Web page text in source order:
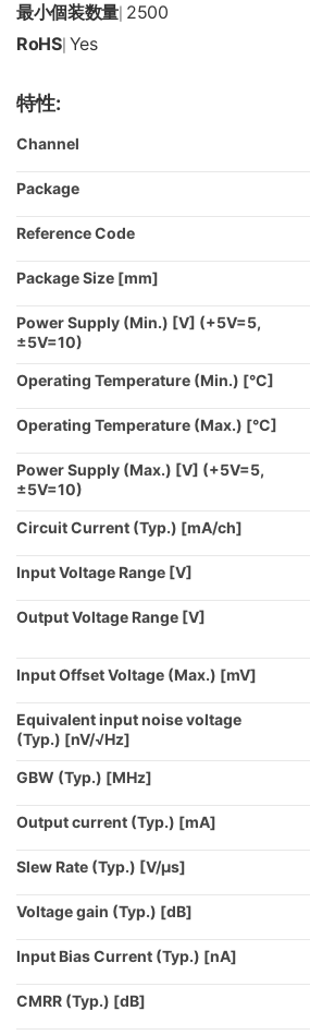
最小個装数量 2500
RoHS| Yes
特性:
Channel
Package
Reference Code
Package Size [mm]
Power Supply (Min.) [V] (+5V=5,
±5V=10)
Operating Temperature (Min.) [°C]
Operating Temperature (Max.) [°C]
Power Supply (Max.) [V] (+5V=5,
±5V=10)
Circuit Current (Typ.) [mA/ch]
Input Voltage Range [V]
Output Voltage Range [V]
Input Offset Voltage (Max.) [mV]
Equivalent input noise voltage
(Typ.) [nV/√Hz]
GBW (Typ.) [MHz]
Output current (Typ.) [mA]
Slew Rate (Typ.) [V/µs]
Voltage gain (Typ.) [dB]
Input Bias Current (Typ.) [nA]
CMRR (Typ.) [dB]